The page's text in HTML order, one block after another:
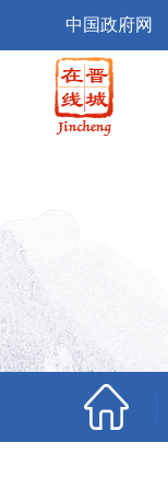
中国政府网